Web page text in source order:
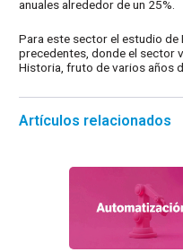
anuales alrededor de un 25%.
Para este sector el estudio de
precedentes, donde el sector
Historia, fruto de varios años
Artículos relacionados